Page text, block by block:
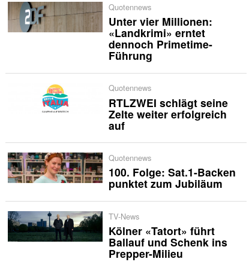
Quotennews
Unter vier Millionen:
«Landkrimi» erntet
dennoch Primetime-
Führung
Quotennews
RTLZWEI schlägt seine
Zelte weiter erfolgreich
auf
Quotennews
100. Folge: Sat.1-Backen
punktet zum Jubiläum
TV-News
Kölner «Tatort» führt
Ballauf und Schenk ins
Prepper-Milieu